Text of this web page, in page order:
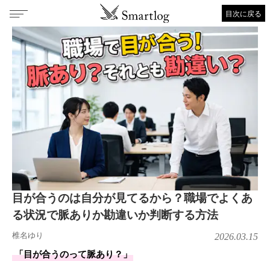
目次に戻る
目が合うのは自分が見てるから？職場でよくあ
る状況で脈ありか勘違いか判断する方法
椎名ゆり 2026.03.15
「目が合うのって脈あり？」